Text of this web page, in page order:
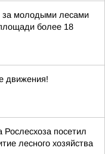
за молодыми лесами
более 18
движения!
посетил
лесного хозяйства